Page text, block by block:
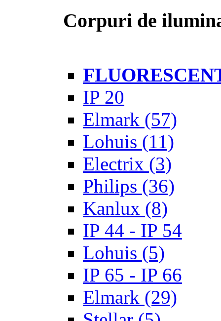
Corpuri de
IP 20
Elmark (57)
Lohuis (11)
Electrix (3)
Philips (36)
Kanlux (8)
IP 44 - IP 54
Lohuis (5)
IP 65 - IP 66
Elmark (29)